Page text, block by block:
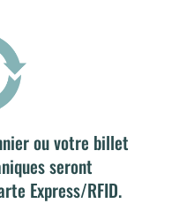
ou votre billet
seront
Express/RFID.